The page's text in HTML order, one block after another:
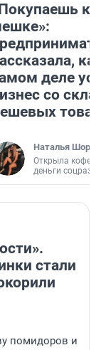
деле
со
Наталья
Открыла
деньги
стали
помидоров и